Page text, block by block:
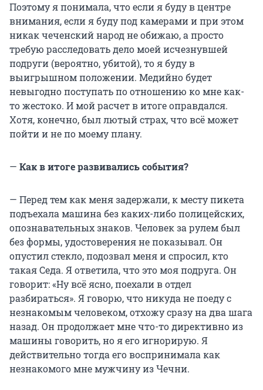
Поэтому я понимала, что если я буду в центре
внимания, если я буду под камерами и при этом
никак чеченский народ не обижаю, а просто
требую расследовать дело моей исчезнувшей
подруги (вероятно, убитой), то я буду в
выигрышном положении. Медийно будет
невыгодно поступать по отношению ко мне как-
то жестоко. И мой расчет в итоге оправдался.
Хотя, конечно, был лютый страх, что всё может
пойти и не по моему плану.
— Как в итоге развивались события?
— Перед тем как меня задержали, к месту пикета
подъехала машина без каких-либо полицейских,
опознавательных знаков. Человек за рулем был
без формы, удостоверения не показывал. Он
опустил стекло, подозвал меня и спросил, кто
такая Седа. Я ответила, что это моя подруга. Он
говорит: «Ну всё ясно, поехали в отдел
разбираться». Я говорю, что никуда не поеду с
незнакомым человеком, отхожу сразу на два шага
назад. Он продолжает мне что-то директивно из
машины говорить, но я его игнорирую. Я
действительно тогда его воспринимала как
незнакомого мне мужчину из Чечни.